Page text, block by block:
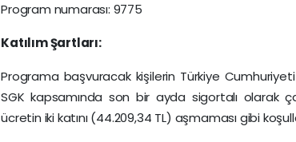
Program numarası: 9775
Katılım Şartları:
Programa başvuracak kişilerin Türkiye Cumhuriyeti
SGK kapsamında son bir ayda sigortalı olarak
ücretin iki katını (44.209,34 TL) aşmaması gibi